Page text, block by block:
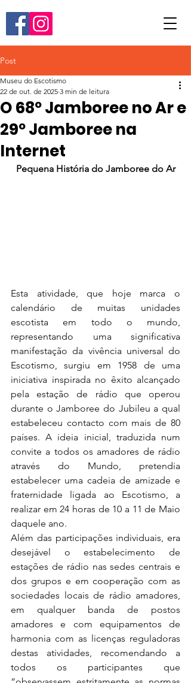
Post
O 68º Jamboree no Ar e
29º Jamboree na
Internet
Museu do Escotismo
22 de out. de 2025 3 min de leitura
Pequena História do Jamboree do Ar
Esta atividade, que hoje marca o
calendário de muitas unidades
escotista em todo o mundo,
representando uma significativa
manifestação da vivência universal do
Escotismo, surgiu em 1958 de uma
iniciativa inspirada no êxito alcançado
pela estação de rádio que operou
durante o Jamboree do Jubileu a qual
estabeleceu contacto com mais de 80
países. A ideia inicial, traduzida num
convite a todos os amadores de rádio
através do Mundo, pretendia
estabelecer uma cadeia de amizade e
fraternidade ligada ao Escotismo, a
realizar em 24 horas de 10 a 11 de Maio
daquele ano.
Além das participações individuais, era
desejável o estabelecimento de
estações de rádio nas sedes centrais e
dos grupos e em cooperação com as
sociedades locais de rádio amadores,
em qualquer banda de postos
amadores e com equipamentos de
harmonia com as licenças reguladoras
destas atividades, recomendando a
todos os participantes que